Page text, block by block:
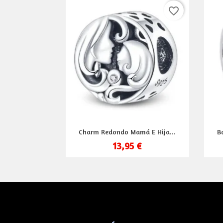
Vista rápida
Charm Redondo Mamá E Hija...
13,95 €
favorite_border